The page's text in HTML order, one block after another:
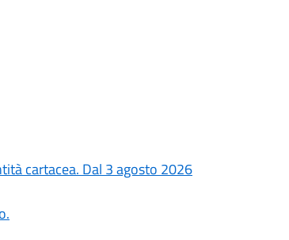
cartacea. Dal 3 agosto 2026